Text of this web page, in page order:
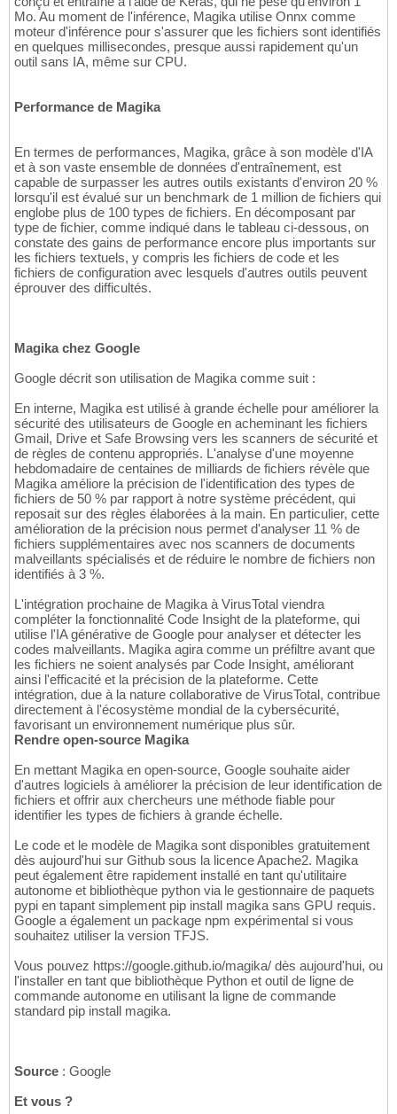
Mo. Au moment de l'inférence, Magika utilise Onnx comme
moteur d'inférence pour s'assurer que les fichiers sont identifiés
en quelques millisecondes, presque aussi rapidement qu'un
outil sans IA, même sur CPU.
Performance de Magika
En termes de performances, Magika, grâce à son modèle d'IA
et à son vaste ensemble de données d'entraînement, est
capable de surpasser les autres outils existants d'environ 20 %
lorsqu'il est évalué sur un benchmark de 1 million de fichiers qui
englobe plus de 100 types de fichiers. En décomposant par
type de fichier, comme indiqué dans le tableau ci-dessous, on
constate des gains de performance encore plus importants sur
les fichiers textuels, y compris les fichiers de code et les
fichiers de configuration avec lesquels d'autres outils peuvent
éprouver des difficultés.
Magika chez Google
Google décrit son utilisation de Magika comme suit :
En interne, Magika est utilisé à grande échelle pour améliorer la
sécurité des utilisateurs de Google en acheminant les fichiers
Gmail, Drive et Safe Browsing vers les scanners de sécurité et
de règles de contenu appropriés. L'analyse d'une moyenne
hebdomadaire de centaines de milliards de fichiers révèle que
Magika améliore la précision de l'identification des types de
fichiers de 50 % par rapport à notre système précédent, qui
reposait sur des règles élaborées à la main. En particulier, cette
amélioration de la précision nous permet d'analyser 11 % de
fichiers supplémentaires avec nos scanners de documents
malveillants spécialisés et de réduire le nombre de fichiers non
identifiés à 3 %.
L'intégration prochaine de Magika à VirusTotal viendra
compléter la fonctionnalité Code Insight de la plateforme, qui
utilise l'IA générative de Google pour analyser et détecter les
codes malveillants. Magika agira comme un préfiltre avant que
les fichiers ne soient analysés par Code Insight, améliorant
ainsi l'efficacité et la précision de la plateforme. Cette
intégration, due à la nature collaborative de VirusTotal, contribue
directement à l'écosystème mondial de la cybersécurité,
favorisant un environnement numérique plus sûr.
Rendre open-source Magika
En mettant Magika en open-source, Google souhaite aider
d'autres logiciels à améliorer la précision de leur identification de
fichiers et offrir aux chercheurs une méthode fiable pour
identifier les types de fichiers à grande échelle.
Le code et le modèle de Magika sont disponibles gratuitement
dès aujourd'hui sur Github sous la licence Apache2. Magika
peut également être rapidement installé en tant qu'utilitaire
autonome et bibliothèque python via le gestionnaire de paquets
pypi en tapant simplement pip install magika sans GPU requis.
Google a également un package npm expérimental si vous
souhaitez utiliser la version TFJS.
Vous pouvez https://google.github.io/magika/ dès aujourd'hui, ou
l'installer en tant que bibliothèque Python et outil de ligne de
commande autonome en utilisant la ligne de commande
standard pip install magika.
Source : Google
Et vous ?